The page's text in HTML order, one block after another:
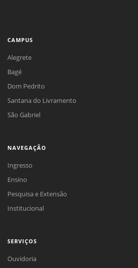
CAMPUS
Alegrete
Bagé
Dom Pedrito
Santana do Livramento
São Gabriel
NAVEGAÇÃO
Ingresso
Ensino
Pesquisa e Extensão
Institucional
SERVIÇOS
Ouvidoria